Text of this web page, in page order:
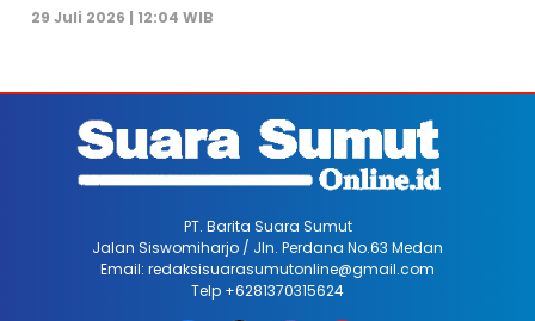
29 Juli 2026 | 12:04 WIB
PT. Barita Suara Sumut
Jalan Siswomiharjo / Jln. Perdana No.63 Medan
Email: redaksisuarasumutonline@gmail.com
Telp +6281370315624